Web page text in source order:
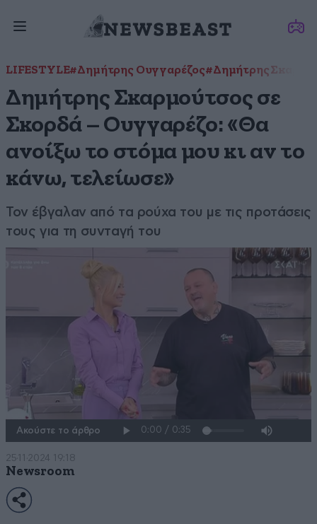
LIFESTYLE#Δημήτρης Ουγγαρέζος#Δημήτρης
Δημήτρης Σκαρμούτσος σε
Σκορδά – Ουγγαρέζο: «Θα
ανοίξω το στόμα μου κι αν το
κάνω, τελείωσε»
Τον έβγαλαν από τα ρούχα του με τις προτάσεις
τους για τη συνταγή του
Ακούστε το άρθρο
25·11·2024 19:18
Newsroom